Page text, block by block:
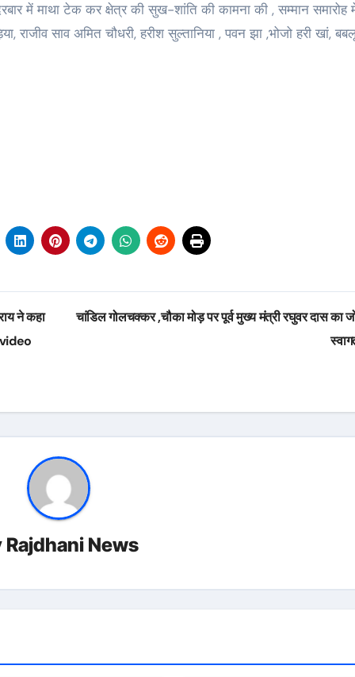
में माथा टेक कर क्षेत्र की सुख-शांति की कामना की , सम्मान समारोह
राजीव साव अमित चौधरी, हरीश सुल्तानिया , पवन झा ,भोजो हरी खां,
ने कहा
video
चांडिल गोलचक्कर ,चौका मोड़ पर पूर्व मुख्य मंत्री रघुवर दास का
Rajdhani News